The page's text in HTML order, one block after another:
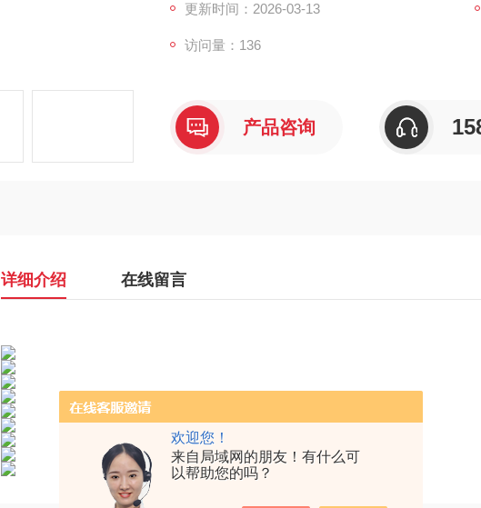
欢迎您！
来自局域网的朋友！有什么可
以帮助您的吗？
更新时间：2026-03-13
访问量：136
产品咨询
详细介绍 在线留言